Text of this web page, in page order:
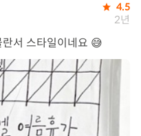
4.5
2년
서 스타일이네요 😅